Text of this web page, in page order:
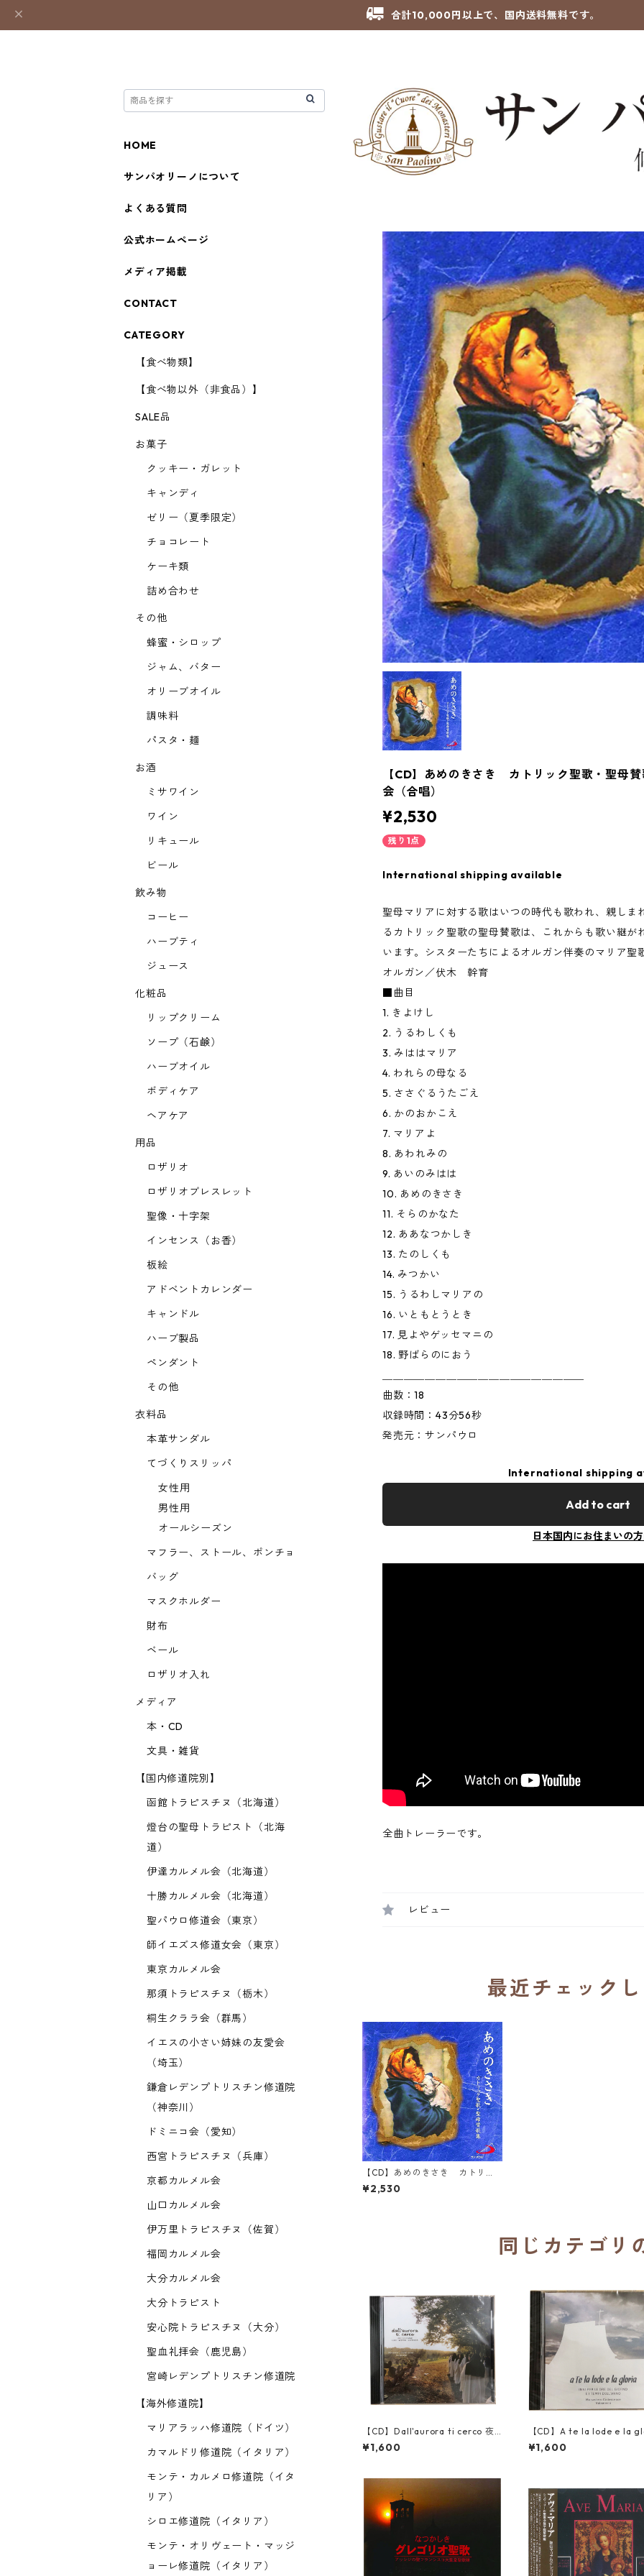
合計10,000円以上で、国内送料無料です。
【CD】あめのきさき カトリック聖歌・聖母
会（合唱）
¥2,530
残り1点
International shipping available
聖母マリアに対する歌はいつの時代も歌われ、親しま
るカトリック聖歌の聖母賛歌は、これからも歌い継が
います。シスターたちによるオルガン伴奏のマリア聖
オルガン／伏木 幹育
■曲目
1. きよけし
2. うるわしくも
3. みははマリア
4. われらの母なる
5. ささぐるうたごえ
6. かのおかこえ
7. マリアよ
8. あわれみの
9. あいのみはは
10. あめのきさき
11. そらのかなた
12. ああなつかしき
13. たのしくも
14. みつかい
15. うるわしマリアの
16. いともとうとき
17. 見よやゲッセマニの
18. 野ばらのにおう
曲数：18
収録時間：43分56秒
発売元：サンパウロ
International shipping
Add to cart
日本国内にお住まいの
全曲トレーラーです。
レビュー
最近チェック
【CD】あめのきさき カトリッ
ク聖歌・聖母賛歌集／イエスのカ
リタス修道女会（合唱）
¥2,530
同じカテゴリ
【CD】Dall'aurora ti cerco 夜
明けに私はあなたを探し求める／
厳律シトー会ヴァルセレーナの聖
ora di Valserena）
¥1,600
【CD】A te la lode e la
あなたに賛美と栄光／厳律
会ヴァルセレーナの聖母ト
¥1,600
HOME
サンパオリーノについて
よくある質問
公式ホームページ
メディア掲載
CONTACT
CATEGORY
【食べ物類】
【食べ物以外（非食品）】
SALE品
お菓子
クッキー・ガレット
キャンディ
ゼリー（夏季限定）
チョコレート
ケーキ類
詰め合わせ
その他
蜂蜜・シロップ
ジャム、バター
オリーブオイル
調味料
パスタ・麺
お酒
ミサワイン
ワイン
リキュール
ビール
飲み物
コーヒー
ハーブティ
ジュース
化粧品
リップクリーム
ソープ（石鹸）
ハーブオイル
ボディケア
ヘアケア
用品
ロザリオ
ロザリオブレスレット
聖像・十字架
インセンス（お香）
板絵
アドベントカレンダー
キャンドル
ハーブ製品
ペンダント
その他
衣料品
本革サンダル
てづくりスリッパ
女性用
男性用
オールシーズン
マフラー、ストール、ポンチョ
バッグ
マスクホルダー
財布
ベール
ロザリオ入れ
メディア
本・CD
文具・雑貨
【国内修道院別】
函館トラピスチヌ（北海道）
燈台の聖母トラピスト（北海
道）
伊達カルメル会（北海道）
十勝カルメル会（北海道）
聖パウロ修道会（東京）
師イエズス修道女会（東京）
東京カルメル会
那須トラピスチヌ（栃木）
桐生クララ会（群馬）
イエスの小さい姉妹の友愛会
（埼玉）
鎌倉レデンプトリスチン修道院
（神奈川）
ドミニコ会（愛知）
西宮トラピスチヌ（兵庫）
京都カルメル会
山口カルメル会
伊万里トラピスチヌ（佐賀）
福岡カルメル会
大分カルメル会
大分トラピスト
安心院トラピスチヌ（大分）
聖血礼拝会（鹿児島）
宮崎レデンプトリスチン修道院
【海外修道院】
マリアラッハ修道院（ドイツ）
カマルドリ修道院（イタリア）
モンテ・カルメロ修道院（イタ
リア）
シロエ修道院（イタリア）
モンテ・オリヴェート・マッジ
ョーレ修道院（イタリア）